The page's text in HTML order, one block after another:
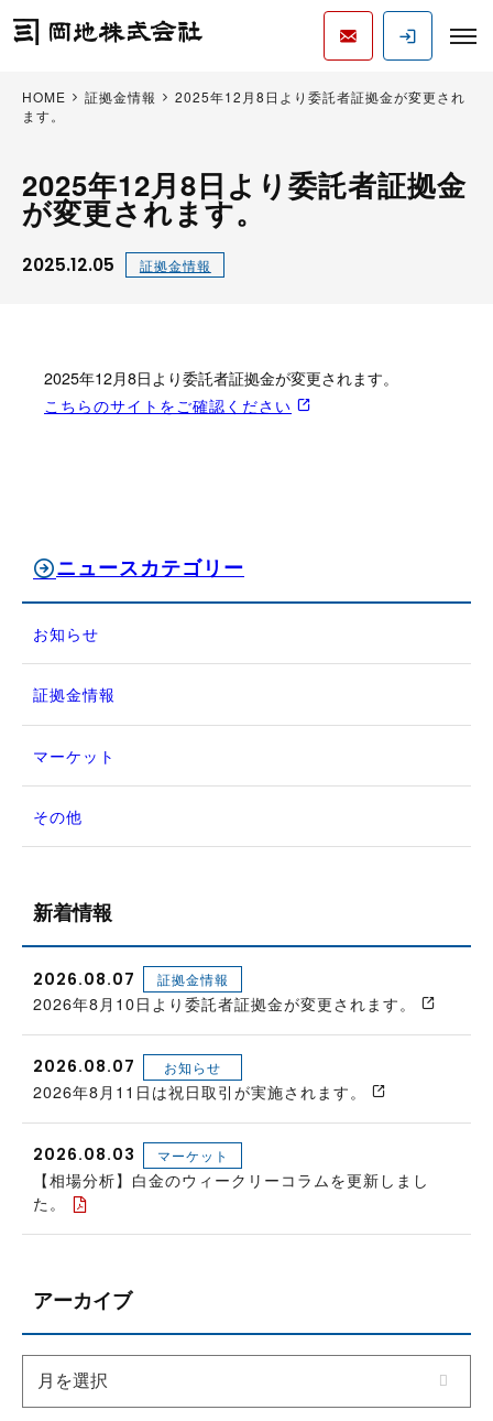
HOME 証拠金情報
2025年12月8日より委託者証拠金が変更され
ます。
2025年12月8日より委託者証拠金
が変更されます。
2025.12.05 証拠金情報
2025年12月8日より委託者証拠金が変更されます。
こちらのサイトをご確認ください
ニュースカテゴリー
お知らせ
証拠金情報
マーケット
その他
新着情報
2026.08.07 証拠金情報
2026年8月10日より委託者証拠金が変更されます。
2026.08.07 お知らせ
2026年8月11日は祝日取引が実施されます。
2026.08.03 マーケット
【相場分析】白金のウィークリーコラムを更新しまし
た。
アーカイブ